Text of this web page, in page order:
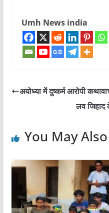
Umh News india
अयोध्या में दुष्कर्म आरोपी
लव जिहाद
You May